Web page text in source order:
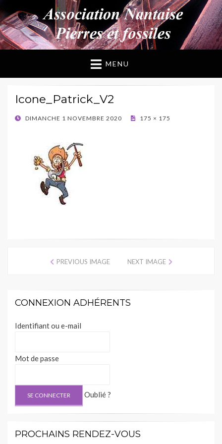
ANPF
Association Nantaise Pierres et Fossiles
MENU
Icone_Patrick_V2
POSTED
DIMANCHE 1 NOVEMBRE 2020 175 × 175
PREVIOUS IMAGE NEXT IMAGE
CONNEXION ADHÉRENTS
Identifiant ou e-mail
Mot de passe
Oublié ?
PROCHAINS RENDEZ-VOUS